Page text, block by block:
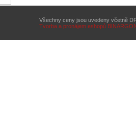
Všechny ceny jsou uvedeny včetně
Tvorba a pronájem eshopů